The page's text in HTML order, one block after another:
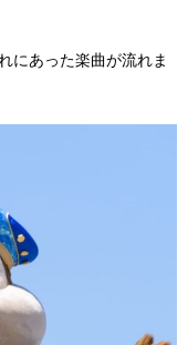
にあった楽曲が流れま